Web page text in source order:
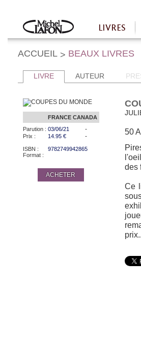
Accueil
LIVRES
ACCUEIL > BEAUX LIVRES
LIVRE AUTEUR
FRANCE CANADA
Parution : 03/06/21 -
Prix : 14.95 € -
ISBN :
9782749942865
Format :
ACHETER
50
des
Ce